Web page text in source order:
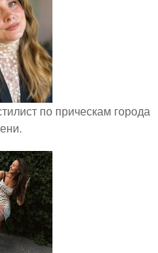
по прическам города